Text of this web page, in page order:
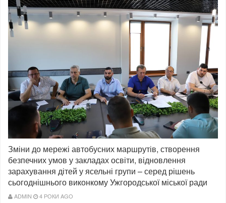
Зміни до мережі автобусних маршрутів, створення
безпечних умов у закладах освіти, відновлення
зарахування дітей у ясельні групи – серед рішень
сьогоднішнього виконкому Ужгородської міської ради
ADMIN 4 РОКИ AGO